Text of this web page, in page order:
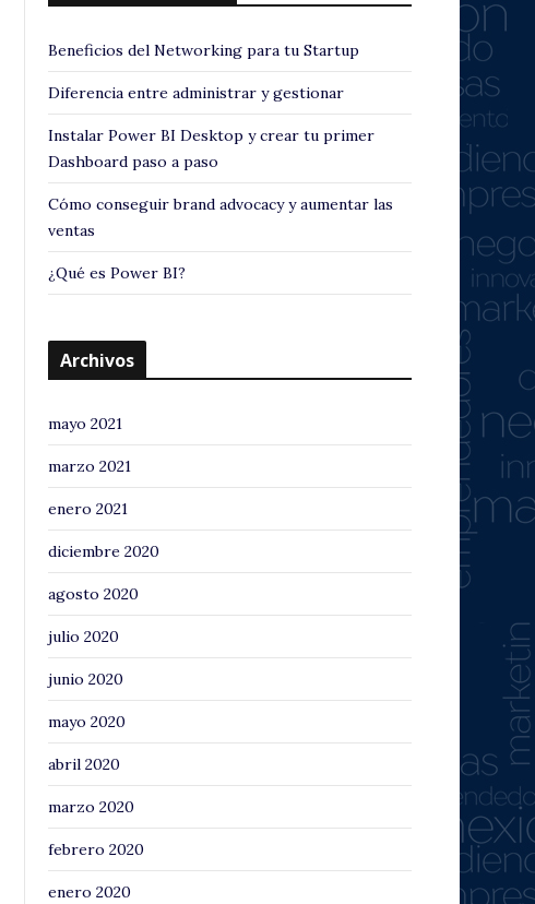
Beneficios del Networking para tu Startup
Diferencia entre administrar y gestionar
Instalar Power BI Desktop y crear tu primer
Dashboard paso a paso
Cómo conseguir brand advocacy y aumentar las
ventas
¿Qué es Power BI?
Archivos
mayo 2021
marzo 2021
enero 2021
diciembre 2020
agosto 2020
julio 2020
junio 2020
mayo 2020
abril 2020
marzo 2020
febrero 2020
enero 2020